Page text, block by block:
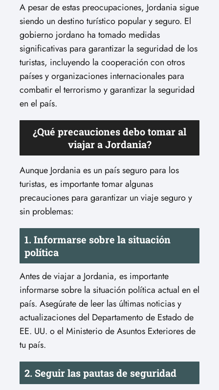
A pesar de estas preocupaciones, Jordania sigue
siendo un destino turístico popular y seguro. El
gobierno jordano ha tomado medidas
significativas para garantizar la seguridad de los
turistas, incluyendo la cooperación con otros
países y organizaciones internacionales para
combatir el terrorismo y garantizar la seguridad
en el país.
¿Qué precauciones debo tomar al
viajar a Jordania?
Aunque Jordania es un país seguro para los
turistas, es importante tomar algunas
precauciones para garantizar un viaje seguro y
sin problemas:
1. Informarse sobre la situación
política
Antes de viajar a Jordania, es importante
informarse sobre la situación política actual en el
país. Asegúrate de leer las últimas noticias y
actualizaciones del Departamento de Estado de
EE. UU. o el Ministerio de Asuntos Exteriores de
tu país.
2. Seguir las pautas de seguridad